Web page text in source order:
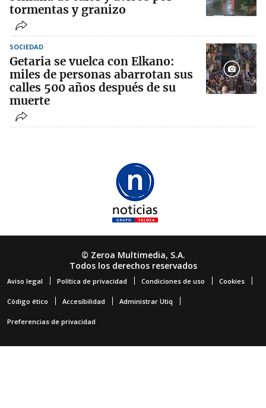
tormentas y granizo
SOCIEDAD
Getaria se vuelca con Elkano:
miles de personas abarrotan sus
calles 500 años después de su
muerte
© Zeroa Multimedia, S.A.
Todos los derechos reservados
Aviso legal Política de privacidad Condiciones de uso Cookies
Código ético Accesibilidad Administrar Utiq
Preferencias de privacidad